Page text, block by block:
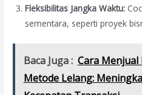
Fleksibilitas Jangka Waktu:
sementara, seperti proyek
Baca Juga : Cara
Metode Lelang: